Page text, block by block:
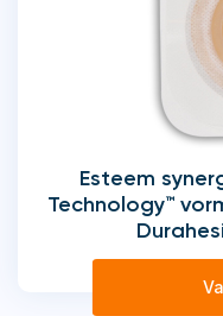
Esteem
Technology™